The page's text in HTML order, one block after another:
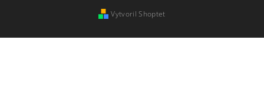
Vytvoril Shoptet